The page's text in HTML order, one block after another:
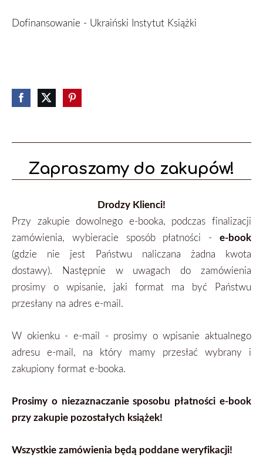
Zapraszamy do zakupów!
Drodzy Klienci!
Przy zakupie dowolnego e-booka, podczas finalizacji
zamówienia, wybieracie sposób płatności - e-book
(gdzie nie jest Państwu naliczana żadna kwota
dostawy). Następnie w uwagach do zamówienia
prosimy o wpisanie, jaki format ma być Państwu
przesłany na adres e-mail.
W okienku - e-mail - prosimy o wpisanie aktualnego
adresu e-mail, na który mamy przesłać wybrany i
zakupiony format e-booka.
Prosimy o niezaznaczanie sposobu płatności e-book
przy zakupie pozostałych książek!
Wszystkie zamówienia będą poddane weryfikacji!
Dofinansowanie - Ukraiński Instytut Książki